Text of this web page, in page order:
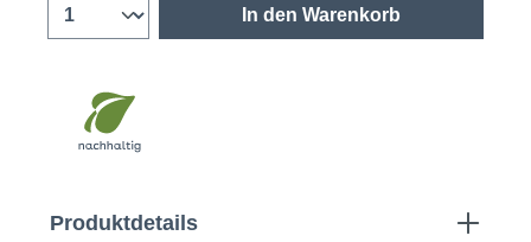
In den Warenkorb
Produktdetails